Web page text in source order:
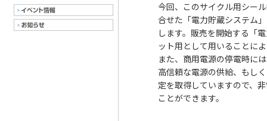
今回、このサイクル用シー
合せた「電力貯蔵システム
します。販売を開始する「
ット用として用いることに
また、商用電源の停電時に
高信頼な電源の供給、もし
定を取得していますので、
ことができます。